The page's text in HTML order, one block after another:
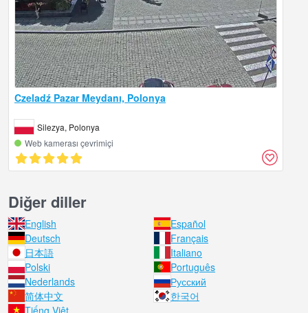
Czeladź Pazar Meydanı, Polonya
Silezya, Polonya
Web kamerası çevrimiçi
Diğer diller
English
Español
Deutsch
Français
日本語
Italiano
Polski
Português
Nederlands
Русский
简体中文
한국어
Tiếng Việt